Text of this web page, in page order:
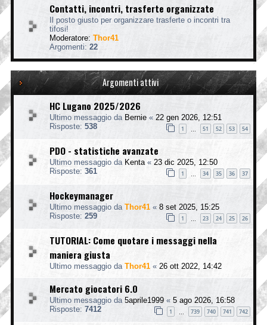
Contatti, incontri, trasferte organizzate
Il posto giusto per organizzare trasferte o incontri tra
tifosi!
Moderatore: Thor41
Argomenti: 22
Argomenti attivi
HC Lugano 2025/2026
Ultimo messaggio da Bernie « 22 gen 2026, 12:51
Risposte: 538 1 51 52 53 54
PDO - statistiche avanzate
Ultimo messaggio da Kenta « 23 dic 2025, 12:50
Risposte: 361 1 34 35 36 37
Hockeymanager
Ultimo messaggio da Thor41 « 8 set 2025, 15:25
Risposte: 259 1 23 24 25 26
TUTORIAL: Come quotare i messaggi nella
maniera giusta
Ultimo messaggio da Thor41 « 26 ott 2022, 14:42
Mercato giocatori 6.0
Ultimo messaggio da 5aprile1999 « 5 ago 2026, 16:58
Risposte: 7412 1 739 740 741 742